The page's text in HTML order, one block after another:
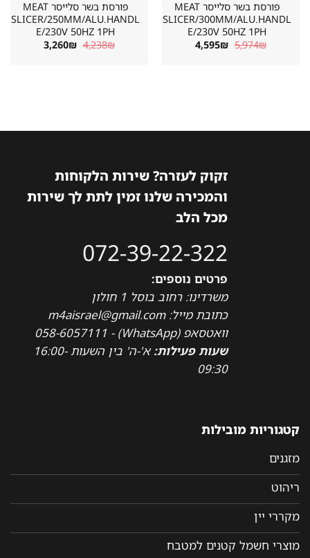
פורסת בשר סלייסר MEAT
SLICER/300MM/ALU.HANDL
E/230V 50HZ 1PH
5,974₪ המחיר
המקורי
4,595₪ המחיר
הנוכחי
פורסת בשר סלייסר MEAT
SLICER/250MM/ALU.HANDL
E/230V 50HZ 1PH
4,238₪ המחיר
המקורי
3,260₪ המחיר
הנוכחי
זקוק לעזרה? שירות הלקוחות
והמכירה שלנו זמין לתת לך שירות
מכל הלב
072-39-22-322
פרטים נוספים:
משרדינו: רחוב בוסל 1 חולון
כתובת מייל: m4aisrael@gmail.com
וואטסאפ (WhatsApp) - 058-6057111
שעות פעילות:
א'-ה' בין השעות 16:00-
09:30
קטגוריות מובילות
מזגנים
ריהוט
מקררי יין
מוצרי חשמל קטנים למטבח